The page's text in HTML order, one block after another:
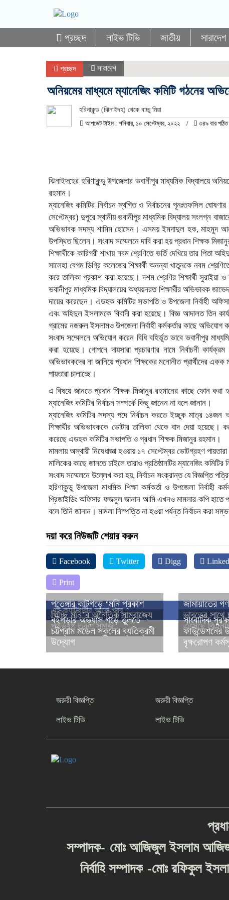
প্রচ্ছদ লাইভ টিভি জাতীয় সারাদেশ
প্রচ্ছদ সারাদেশ
অনিয়মের মাধ্যমে ম্যানেজিং কমিটি গঠনের
হরিনাকুন্ড (ঝিনাইদহ) থেকে বাচ্চু মিয়া
আপডেট টাইম : শনিবার, ১০ সেপ্টেম্বর, ২০২২
৩৪৯ বার পঠিত
ঝিনাইদহের হরিণাকুন্ডু উপজেলার ভবানীপুর মাধ্যমিক বিদ্যালয়ে
রহমান।
ম্যানেজিং কমিটির নির্বাচন স্থগিত ও নির্বাচনের পূনঃতফসিল
সেপ্টেম্বর) দুপুরে স্থানীয় ভবানীপুর মাধ্যমিক বিদ্যালয় সংলগ্ন
অভিভাবক সদস্য শামিম হোসেন। এসময় ইমদাদুল হক, মাহমুদ
উপস্থিত ছিলেন। সংবাদ সম্মেলনে দাবি করা হয় প্রধান শিক্ষক
শিক্ষার্থীকে কারিগরী শাখায় নবম শ্রেণিতে ভর্তি দেখিয়ে তার
সালেহা বেগম ডিগ্রি কলেজের শিক্ষার্থী অনন্যা খাতুনকে নবম
করে তালিকা প্রকাশ করা হয়েছে। দশম শ্রেণির শিক্ষার্থী
ভবানীপুর মাধ্যমিক বিদ্যালয়ের অধ্যয়নরত শিক্ষার্থীর অভিভাবক
দায়ের করেছেন। এডহক কমিটির সভাপতি ও উপজেলা নির্বাহী
এবং অহিদুল ইসলামকে বিবাদী করা হয়েছে। বিজ্ঞ আদালত তিন
গ্রামের নজরুল ইসলামও উপজেলা নির্বাহী কর্মকর্তার কাছে অভিযোগ
সংবাদ সম্মেলনে অভিযোগ করেন বিধি বহির্ভূত ভাবে ভবানীপুর
করা হয়েছে। গোপনে দায়সারা প্রচারণার নামে নির্বাচনী
অভিভাবকদের না জানিয়ে প্রধান শিক্ষকের মনোনীত প্রার্থীদের
পায়তারা চালাচ্ছে।
এ বিষয়ে জানতে প্রধান শিক্ষক মিজানুর রহমানের কাছে ফোন করা
ম্যানেজিং কমিটির নির্বাচন সম্পর্কে কিছু জানেন না বলে জানান।
ম্যানেজিং কমিটির সদস্য পদে নির্বাচন করতে ইচ্ছুক মাত্র
শিক্ষার্থীর অভিভাবককে ভোটার তালিকা থেকে বাদ দেয়া
করেছে এডহক কমিটির সভাপতি ও প্রধান শিক্ষক মিজানুর রহমান।
মামলায় অস্থায়ী নিষেধাজ্ঞা হওয়ায় ১৭ সেপ্টেম্বর ভোটগ্রহণ
মালিকের কাছে জানতে চাইলে তারাও প্রতিষ্ঠানটির ম্যানেজিং
সংবাদ সম্মেলনে উল্লেখ করা হয়, নির্বাচন সংক্রান্ত যে বিজ্ঞপ্তি
হরিণাকুন্ডু উপজেলা মাধমিক শিক্ষা কর্মকর্তা ও উপজেলা নির্বাহী
প্রিজাইডিং অফিসার ফজলুল জানান আমি এখনও মামলার কপি হাতে
বলে তিনি জানান। মামলা নিস্পত্তি না হওয়া পর্যন্ত নির্বাচন করা
দয়া করে নিউজটি শেয়ার করুন
Facebook Twitter Digg
Print
এই ক্যাটাগরীর আরো খবর
পতেঙ্গার কাটগড়ে ‘মনি প্রকাশ
পিচ্ছি মনি’র অনৈতিক সাম্রাজ্যে
পথভ্রষ্ট তরুণ সমাজ,
জামায়াতের
ভারতের
এসেছে
বইপড়ার অভ্যাস গড়ে তুলতে
চট্টগ্রাম মডেল স্কুলের ব্যতিক্রমী
উদ্যোগ
সাংবাদিক
ফাউন্ডেশনের
বৃক্ষরোপণ
জরুরী বিজ্ঞপ্তি
লাইভ টিভি
জরুরী বিজ্ঞপ্তি
লাইভ টিভি
সম্পাদক- মোঃ আজিজুল ইসলাম
নির্বাহি সম্পাদক -মোঃ রফিকুল